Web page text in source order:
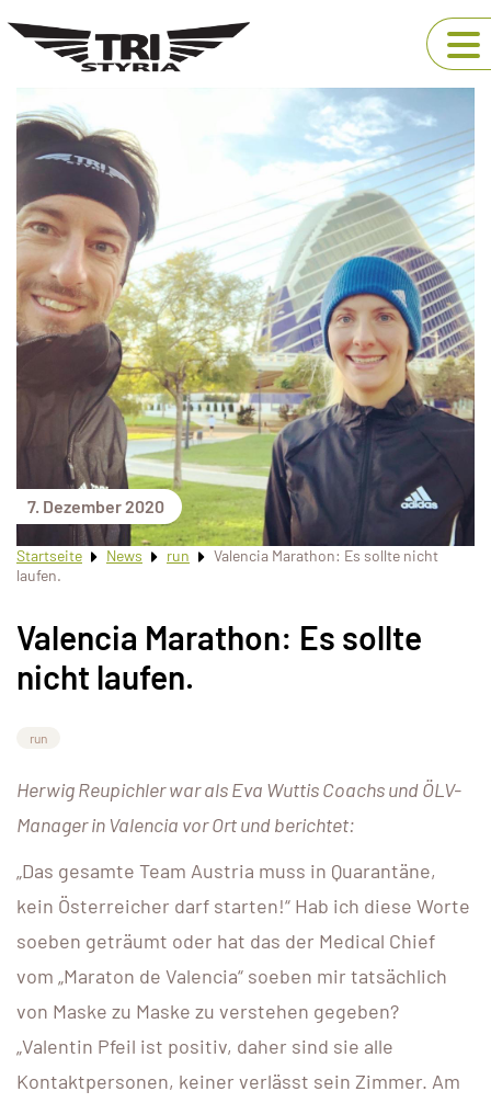
7. Dezember 2020
Startseite News run
Valencia Marathon: Es sollte nicht
laufen.
Valencia Marathon: Es sollte
nicht laufen.
run
Herwig Reupichler war als Eva Wuttis Coachs und ÖLV-
Manager in Valencia vor Ort und berichtet:
„Das gesamte Team Austria muss in Quarantäne,
kein Österreicher darf starten!“ Hab ich diese Worte
soeben geträumt oder hat das der Medical Chief
vom „Maraton de Valencia“ soeben mir tatsächlich
von Maske zu Maske zu verstehen gegeben?
„Valentin Pfeil ist positiv, daher sind sie alle
Kontaktpersonen, keiner verlässt sein Zimmer. Am